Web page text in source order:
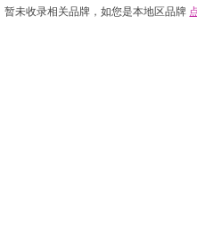
暂未收录相关品牌，如您是本地区品牌